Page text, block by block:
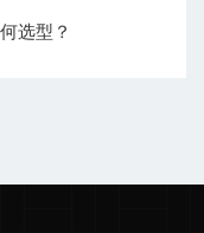
选型？